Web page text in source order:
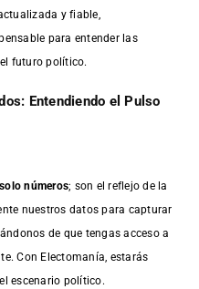
y fiable,
para entender las
futuro político.
Entendiendo el Pulso
números; son el reflejo de la
nuestros datos para capturar
de que tengas acceso a
Con Electomanía, estarás
escenario político.